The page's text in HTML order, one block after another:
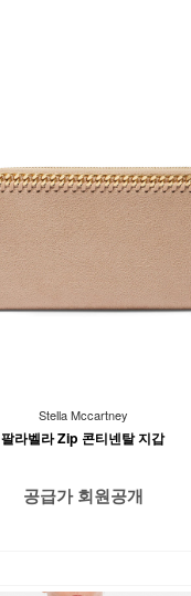
Stella Mccartney
팔라벨라 Zip 콘티넨탈 지갑
공급가 회원공개